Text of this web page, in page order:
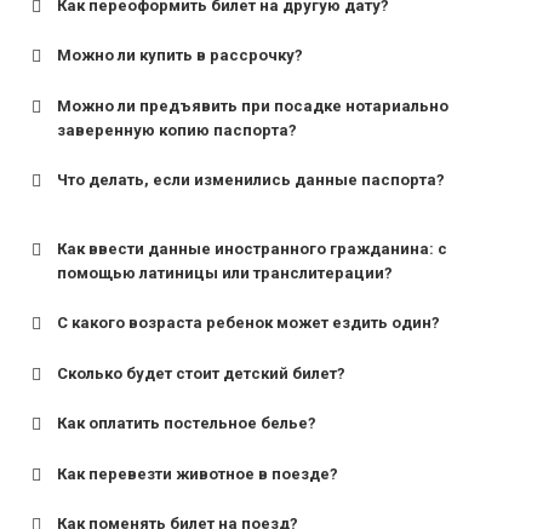
Как переоформить билет на другую дату?
Можно ли купить в рассрочку?
Можно ли предъявить при посадке нотариально
заверенную копию паспорта?
Что делать, если изменились данные паспорта?
Как ввести данные иностранного гражданина: с
помощью латиницы или транслитерации?
С какого возраста ребенок может ездить один?
для поездов дальнего следования — от 10 лет и
для пригородных поездов — от 7 лет.
Сколько будет стоит детский билет?
Как оплатить постельное белье?
Как перевезти животное в поезде?
Как поменять билет на поезд?